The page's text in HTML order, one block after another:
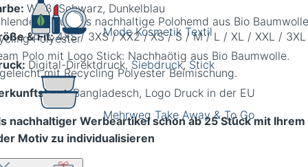
Mode Kosmetik Textil
Mehrweg Take Away & To Go
Blau: Das nachhaltige Polohemd aus Bio
Polyester
Weiß, Schwarz, Dunkelblau
& Fit:4XS / 3XS / XX2 / XS / S / M / L / XL / XXL / 3XL
Digital-Direktdruck,Siebdruck, Stick
Bangladesch, Logo Druck in der EU
nachhaltiger Werbeartikel schon ab 25 Stück mit Ihrem
Motiv zu individualisieren